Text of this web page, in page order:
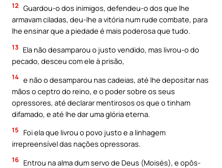
12 Guardou-o dos inimigos, defendeu-o dos que lhe
armavam ciladas, deu-lhe a vitória num rude combate, para
lhe ensinar que a piedade é mais poderosa que tudo.
13 Ela não desamparou o justo vendido, mas livrou-o do
pecado, desceu com ele à prisão,
14 e não o desamparou nas cadeias, até lhe depositar nas
mãos o ceptro do reino, e o poder sobre os seus
opressores, até declarar mentirosos os que o tinham
difamado, e até lhe dar uma glória eterna.
15
Foi ela que livrou o povo justo e a linhagem
irrepreensível das nações opressoras.
16 Entrou na alma dum servo de Deus (Moisés), e opôs-